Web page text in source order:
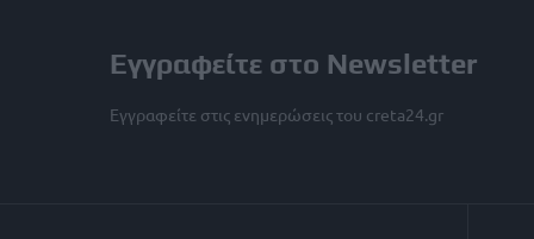
Εγγραφείτε στο Newsletter
Εγγραφείτε στις ενημερώσεις του creta24.gr